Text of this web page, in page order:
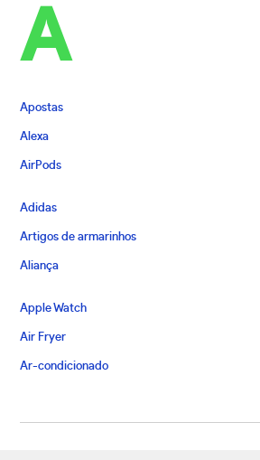
A
Apostas
Alexa
AirPods
Adidas
Artigos de armarinhos
Aliança
Apple Watch
Air Fryer
Ar-condicionado